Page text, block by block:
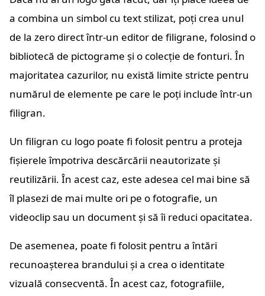
a combina un simbol cu text stilizat, poți crea unul
de la zero direct într-un editor de filigrane, folosind o
bibliotecă de pictograme și o colecție de fonturi. În
majoritatea cazurilor, nu există limite stricte pentru
numărul de elemente pe care le poți include într-un
filigran.
Un filigran cu logo poate fi folosit pentru a proteja
fișierele împotriva descărcării neautorizate și
reutilizării. În acest caz, este adesea cel mai bine să
îl plasezi de mai multe ori pe o fotografie, un
videoclip sau un document și să îi reduci opacitatea.
De asemenea, poate fi folosit pentru a întări
recunoașterea brandului și a crea o identitate
vizuală consecventă. În acest caz, fotografiile,